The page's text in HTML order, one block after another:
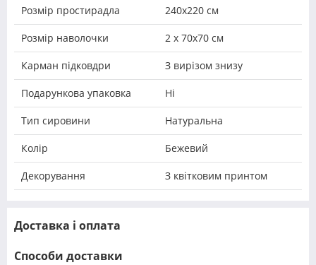
Розмір простирадла 240х220 см
Розмір наволочки 2 х 70х70 см
Карман підковдри З вирізом знизу
Подарункова упаковка Ні
Тип сировини Натуральна
Колір Бежевий
Декорування З квітковим принтом
Доставка і оплата
Способи доставки